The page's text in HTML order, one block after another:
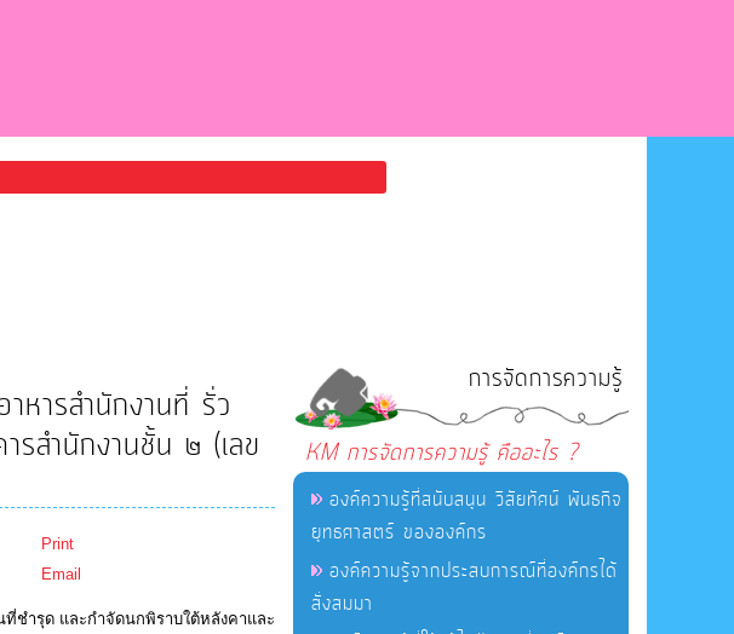
หารสำนักงานที่ รั่ว
รสำนักงานชั้น ๒ (เลข
Print
Email
ชำรุด และกำจัดนกพิราบใต้หลังคาและ
การจัดการความรู้
KM การจัดการความรู้ คืออะไร ?
องค์ความรู้ที่สนับสนุน วิสัยทัศน์ พันธกิจ
ยุทธศาสตร์ ขององค์กร
องค์ความรู้จากประสบการณ์ที่องค์กรได้
สั่งสมมา